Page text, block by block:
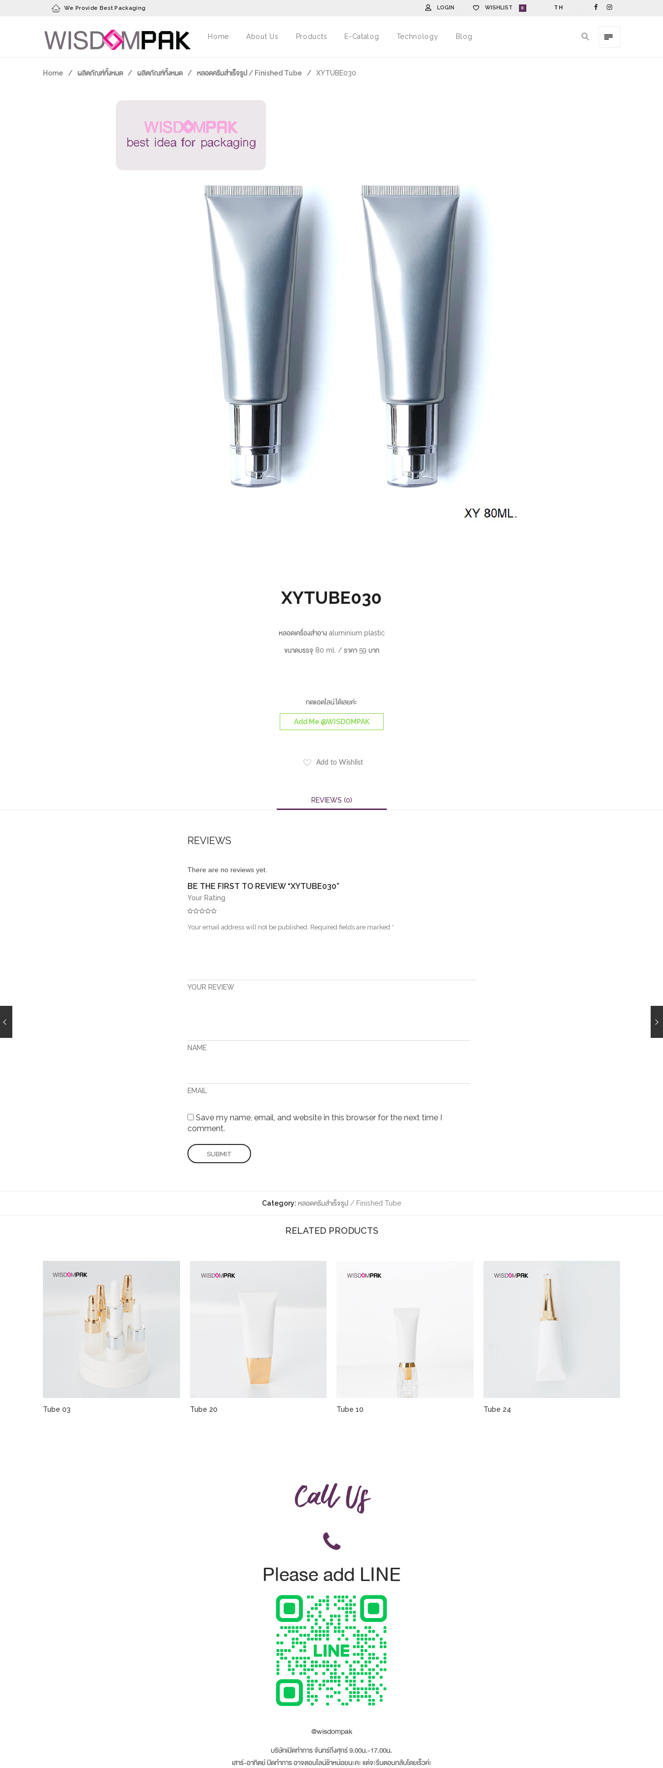
We Provide Best Packaging TH
0
WISHLIST
LOGIN
Home About Us Products E-Catalog Technology Blog
Home / ผลิตภัณฑ์ทั้งหมด / ผลิตภัณฑ์ทั้งหมด / หลอดครีมสำเร็จรูป / Finished Tube / XYTUBE030
XYTUBE030
หลอดเครื่องสำอาง aluminium plastic
ขนาดบรรจุ 80 ml. / ราคา 59 บาท
กดแอดไลน์ได้เลยค่ะ
Add Me @WISDOMPAK
Add to Wishlist
REVIEWS (0)
REVIEWS
There are no reviews yet.
BE THE FIRST TO REVIEW “XYTUBE030”
Your email address will not be published. Required fields are marked *
Your Rating
YOUR REVIEW
NAME
EMAIL
Save my name, email, and website in this browser for the next time I
comment.
Category: หลอดครีมสำเร็จรูป / Finished Tube
RELATED PRODUCTS
Tube 03 Tube 20 Tube 10 Tube 24
Call Us
Please add LINE
@wisdompak
บริษัทเปิดทำการ จันทร์ถึงศุกร์ 9.00น.-17.00น.
เสาร์-อาทิตย์ ปิดทำการ อาจตอบไลน์ช้าหน่อยนะคะ แต่จะรีบตอบกลับโดยเร็วค่ะ